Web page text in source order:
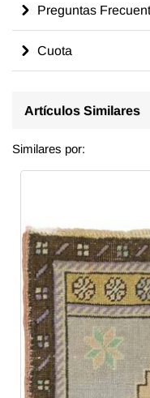
Preguntas
Cuota
Artículos Similares
Similares por: